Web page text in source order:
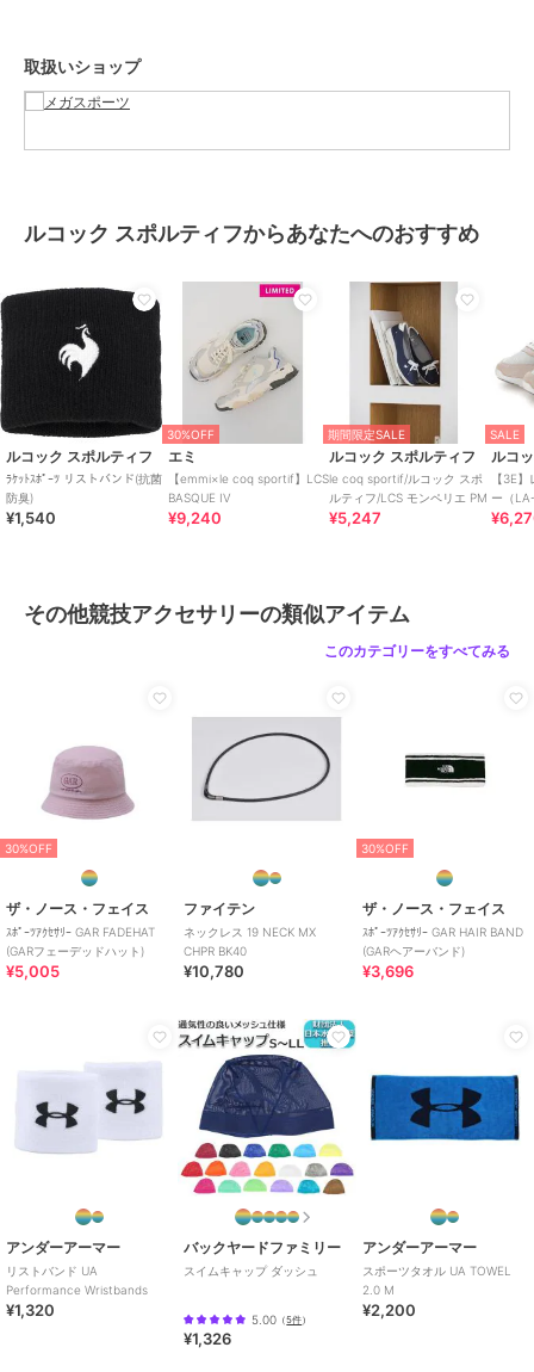
取扱いショップ
ルコック スポルティフからあなたへのおすすめ
ルコック スポルティフ
ﾗｹｯﾄｽﾎﾟｰﾂ リストバンド(抗菌
防臭)
¥1,540
30%OFF
エミ
【emmi×le coq sportif】LCS
BASQUE IV
¥9,240
期間限定SALE
ルコック スポルティフ
le coq sportif/ルコック スポ
ルティフ/LCS モンペリエ PM
¥5,247
SALE
ルコ
【3E
ー（LA
SEINE
その他競技アクセサリーの類似アイテム
このカテゴリーをすべてみる
30%OFF
ザ・ノース・フェイス
ｽﾎﾟｰﾂｱｸｾｻﾘｰ GAR FADEHAT
(GARフェーデッドハット)
¥5,005
ファイテン
ネックレス 19 NECK MX
CHPR BK40
¥10,780
30%OFF
ザ・ノース・フェイス
ｽﾎﾟｰﾂｱｸｾｻﾘｰ GAR HAIR BAND
(GARヘアーバンド)
¥3,696
アンダーアーマー
リストバンド UA
Performance Wristbands
¥1,320
バックヤードファミリー
スイムキャップ ダッシュ
5.00 （5件）
¥1,326
アンダーアーマー
スポーツタオル UA TOWEL
2.0 M
¥2,200